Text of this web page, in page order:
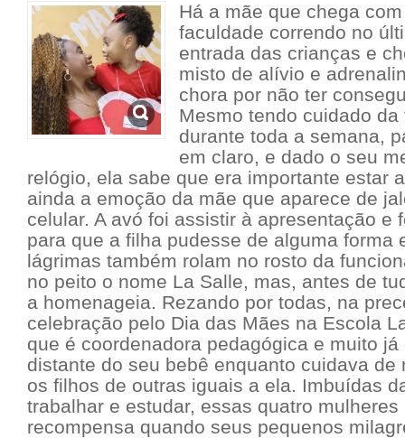
Há a mãe que chega
faculdade correndo no
entrada das crianças e
misto de alívio e
chora por não ter
Mesmo tendo cuidado
durante toda a semana,
em claro, e dado o seu
relógio, ela sabe que era importante estar
ainda a emoção da mãe que aparece de
celular. A avó foi assistir à apresentação e
para que a filha pudesse de alguma forma
lágrimas também rolam no rosto da
no peito o nome La Salle, mas, antes de
a homenageia. Rezando por todas, na
celebração pelo Dia das Mães na Escola
que é coordenadora pedagógica e muito
distante do seu bebê enquanto cuidava de
os filhos de outras iguais a ela. Imbuídas
trabalhar e estudar, essas quatro mulheres
recompensa quando seus pequenos